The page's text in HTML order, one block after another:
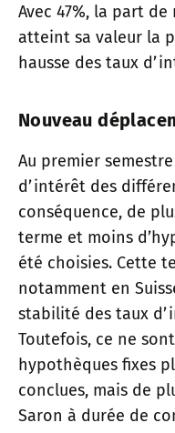
Avec 47%, la part
atteint sa valeur la
hausse des taux
Nouveau
Au premier
d’intérêt des
conséquence, de
terme et moins
été choisies. Cette
notamment en
stabilité des taux
Toutefois, ce ne
hypothèques fixes
conclues, mais de
Saron à durée de